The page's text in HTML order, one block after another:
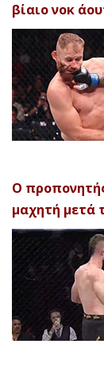
βίαιο νοκ
Ο
μαχητή μετά